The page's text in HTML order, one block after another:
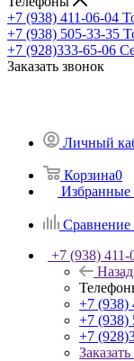
+7 (938) 411-06-04
+7 (938) 505-33-35
+7 (928)333-65-06
Заказать звонок
Личный
Корзина0
Избранные
Сравнение
+7 (938) 411-
Назад
+7 (938)
+7 (938)
+7